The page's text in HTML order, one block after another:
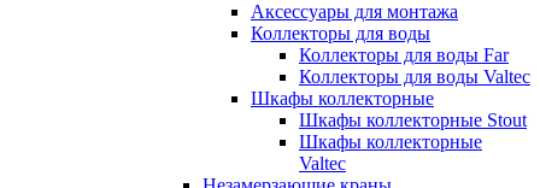
Аксессуары для монтажа
Коллекторы для воды
Коллекторы для воды Far
Коллекторы для воды Valtec
Шкафы коллекторные
Шкафы коллекторные Stout
Шкафы коллекторные
Valtec